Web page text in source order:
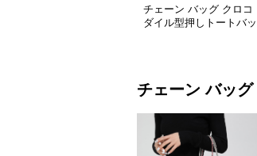
チェーン バッグ クロコ
ダイル型押しトートバッ
チェーン バッグ